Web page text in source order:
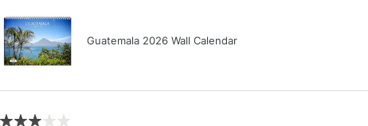
Guatemala 2026 Wall Calendar